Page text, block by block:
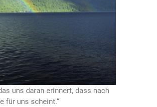
uns daran erinnert, dass nach
für uns scheint.“